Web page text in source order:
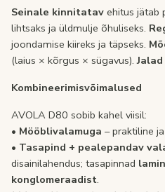
Seinale kinnitatav ehitus jätab
lihtsaks ja üldmulje õhuliseks.
joondamise kiireks ja täpseks.
(laius × kõrgus × sügavus).Jalad
Kombineerimisvõimalused
AVOLA D80 sobib kahel viisil:
• Mööblivalamuga – praktiline
• Tasapind + pealepandav
disainilahendus; tasapinnad
konglomeraadist.